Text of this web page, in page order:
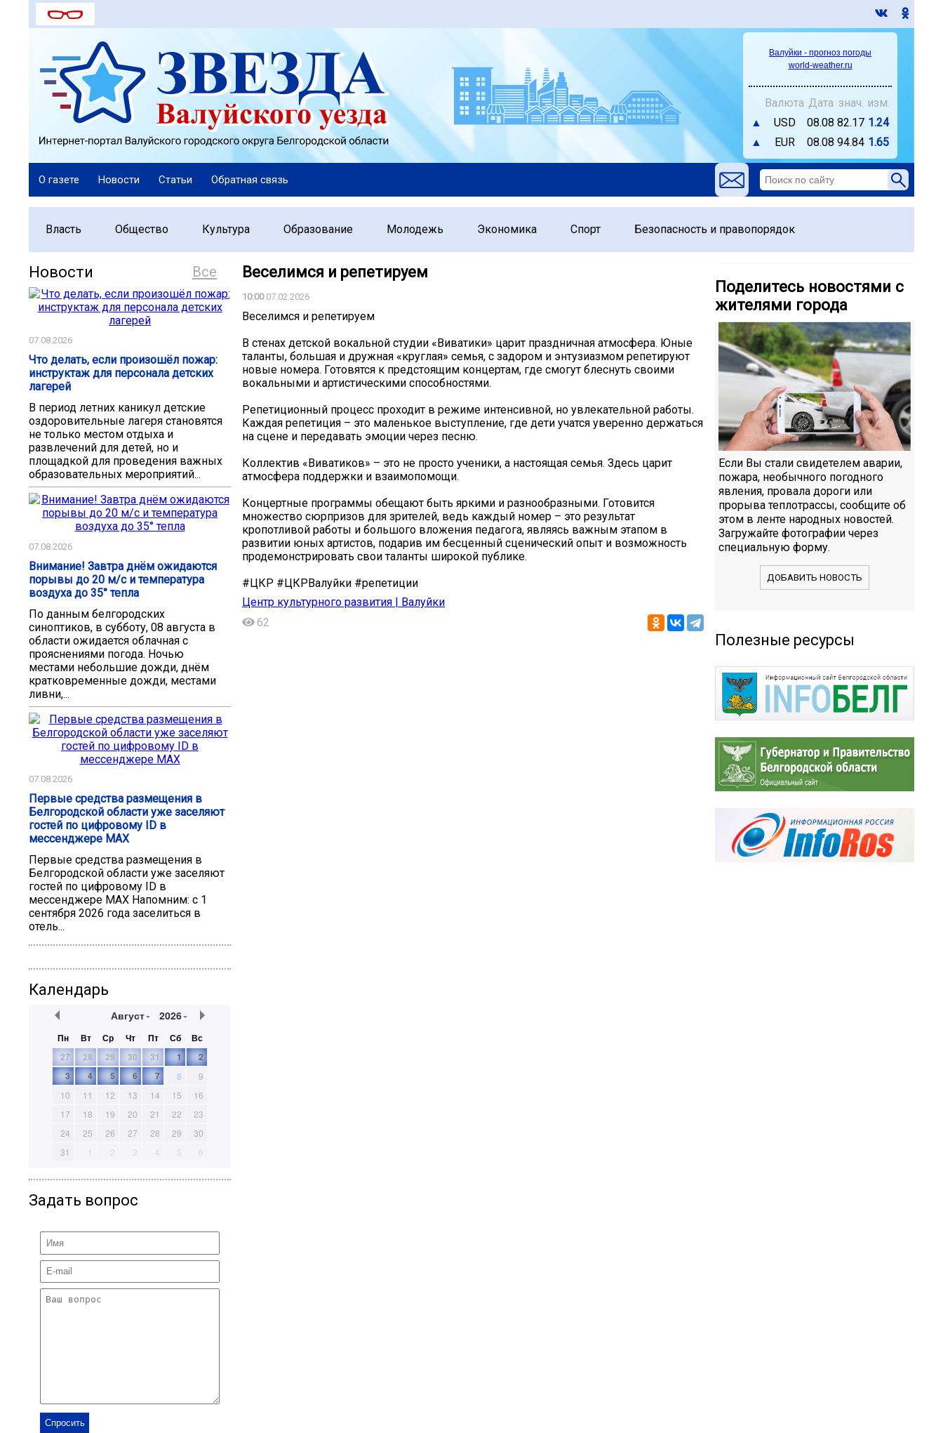
Валуйки - прогноз погоды
world-weather.ru
Валюта Дата знач. изм.
▲
USD 08.08 82.17 1.24
▲
EUR 08.08 94.84 1.65
О газете Новости Статьи Обратная связь
Власть Общество Культура Образование Молодежь Экономика Спорт Безопасность и правопорядок
Все
Новости
07.08.2026
Что делать, если произошёл пожар:
инструктаж для персонала детских
лагерей
В период летних каникул детские
оздоровительные лагеря становятся
не только местом отдыха и
развлечений для детей, но и
площадкой для проведения важных
образовательных мероприятий...
07.08.2026
Внимание! Завтра днём ожидаются
порывы до 20 м/с и температура
воздуха до 35° тепла
По данным белгородских
синоптиков, в субботу, 08 августа в
области ожидается облачная с
прояснениями погода. Ночью
местами небольшие дожди, днём
кратковременные дожди, местами
ливни,...
07.08.2026
Первые средства размещения в
Белгородской области уже заселяют
гостей по цифровому ID в
мессенджере MAX
Первые средства размещения в
Белгородской области уже заселяют
гостей по цифровому ID в
мессенджере MAX Напомним: с 1
сентября 2026 года заселиться в
отель...
Календарь
Август 2026
Пн Вт Ср Чт Пт Сб
Вс
27
28 29 30 31 1
2
3
4 5 6 7 8
9
10
11 12 13 14 15
16
17
18 19 20 21 22
23
24
25 26 27 28 29
30
31
1 2 3 4 5 6
Задать вопрос
Веселимся и репетируем
10:0007.02.2026
Веселимся и репетируем
В стенах детской вокальной студии «Виватики» царит праздничная атмосфера. Юные
таланты, большая и дружная «круглая» семья, с задором и энтузиазмом репетируют
новые номера. Готовятся к предстоящим концертам, где смогут блеснуть своими
вокальными и артистическими способностями.
Репетиционный процесс проходит в режиме интенсивной, но увлекательной работы.
Каждая репетиция – это маленькое выступление, где дети учатся уверенно держаться
на сцене и передавать эмоции через песню.
Коллектив «Виватиков» – это не просто ученики, а настоящая семья. Здесь царит
атмосфера поддержки и взаимопомощи.
Концертные программы обещают быть яркими и разнообразными. Готовится
множество сюрпризов для зрителей, ведь каждый номер – это результат
кропотливой работы и большого вложения педагога, являясь важным этапом в
развитии юных артистов, подарив им бесценный сценический опыт и возможность
продемонстрировать свои таланты широкой публике.
#ЦКР #ЦКРВалуйки #репетиции
Центр культурного развития | Валуйки
62
Поделитесь новостями с
жителями города
Если Вы стали свидетелем аварии,
пожара, необычного погодного
явления, провала дороги или
прорыва теплотрассы, сообщите об
этом в ленте народных новостей.
Загружайте фотографии через
специальную форму.
ДОБАВИТЬ НОВОСТЬ
Полезные ресурсы